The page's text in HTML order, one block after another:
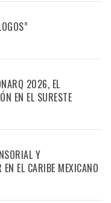
2026, EL
EN EL SURESTE
Y
EL CARIBE MEXICANO